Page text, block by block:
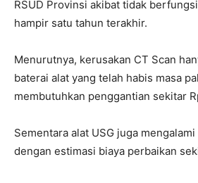
RSUD Provinsi akibat tidak
hampir satu tahun terakhir.
Menurutnya, kerusakan CT Scan
baterai alat yang telah habis masa
membutuhkan penggantian sekitar
Sementara alat USG juga
dengan estimasi biaya perbaikan